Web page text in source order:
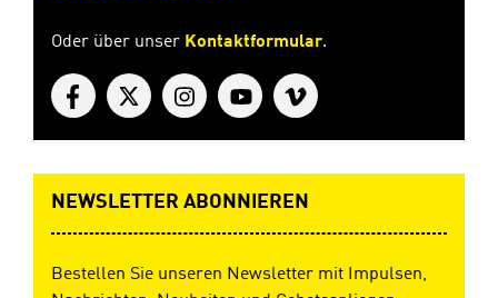
Oder über unser Kontaktformular.
NEWSLETTER ABONNIEREN
Bestellen Sie unseren Newsletter mit Impulsen,